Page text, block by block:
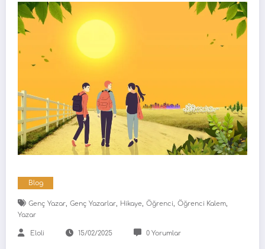
Blog
Genç Yazar, Genç Yazarlar, Hikaye, Öğrenci, Öğrenci Kalem,
Yazar
Eloli 15/02/2025 0 Yorumlar